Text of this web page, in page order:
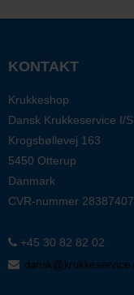
KONTAKT
Krukkeshop
Dansk Krukkeservice I/S
Krogsbøllevej 163
5450 Otterup
Danmark
CVR-nummer 28387407
+45 30 82 82 02